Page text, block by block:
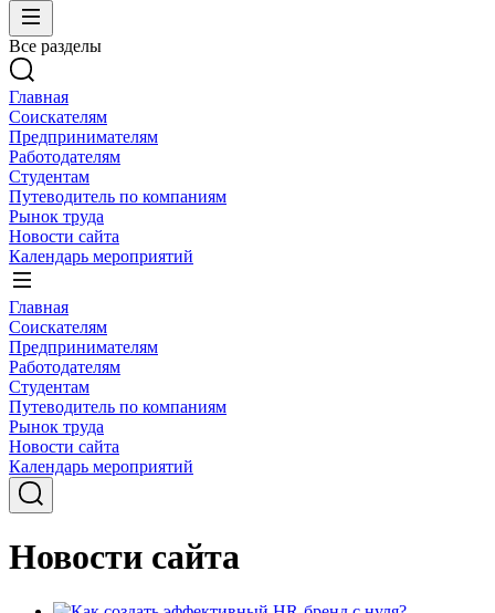
Все разделы
Главная
Соискателям
Предпринимателям
Работодателям
Студентам
Путеводитель по компаниям
Рынок труда
Новости сайта
Календарь мероприятий
Главная
Соискателям
Предпринимателям
Работодателям
Студентам
Путеводитель по компаниям
Рынок труда
Новости сайта
Календарь мероприятий
Новости сайта